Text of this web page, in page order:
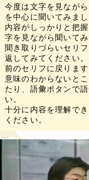
今度は文字を見なが
を中心に聞いてみまし
内容がしっかりと把
字を見ながら聞いてみ
聞き取りづらいセリ
返してみてください
前のセリフに戻ります
意味のわからないと
たり、語彙ボタンで
い。
十分に内容を理解で
ください。